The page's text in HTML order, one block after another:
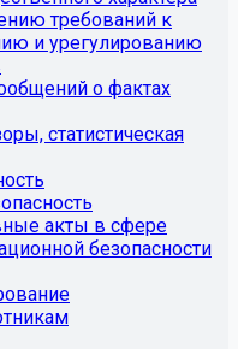
требований к
и урегулированию
о фактах
статистическая
акты в сфере
безопасности